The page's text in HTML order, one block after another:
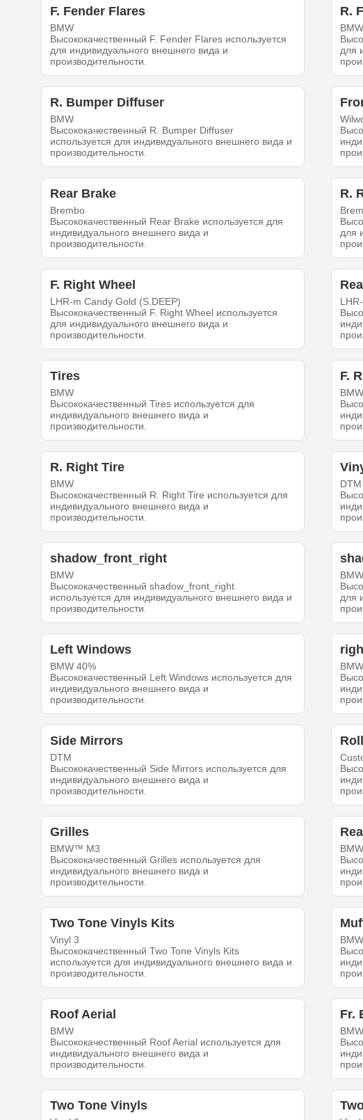
F. Fender Flares
BMW
Высококачественный F. Fender Flares используется
для индивидуального внешнего вида и
производительности.
R.
BMW
для
R. Bumper Diffuser
BMW
Высококачественный R. Bumper Diffuser
используется для индивидуального внешнего вида и
производительности.
Rear Brake
Brembo
Высококачественный Rear Brake используется для
индивидуального внешнего вида и
производительности.
R.
для
F. Right Wheel
LHR-m Candy Gold (S.DEEP)
Высококачественный F. Right Wheel используется
для индивидуального внешнего вида и
производительности.
Tires
BMW
Высококачественный Tires используется для
индивидуального внешнего вида и
производительности.
F.
BMW
R. Right Tire
BMW
Высококачественный R. Right Tire используется для
индивидуального внешнего вида и
производительности.
DTM
shadow_front_right
BMW
Высококачественный shadow_front_right
используется для индивидуального внешнего вида и
производительности.
BMW
для
Left Windows
BMW 40%
Высококачественный Left Windows используется для
индивидуального внешнего вида и
производительности.
Side Mirrors
DTM
Высококачественный Side Mirrors используется для
индивидуального внешнего вида и
производительности.
Grilles
BMW™ M3
Высококачественный Grilles используется для
индивидуального внешнего вида и
производительности.
Two Tone Vinyls Kits
Vinyl 3
Высококачественный Two Tone Vinyls Kits
используется для индивидуального внешнего вида и
производительности.
Roof Aerial
BMW
Высококачественный Roof Aerial используется для
индивидуального внешнего вида и
производительности.
Fr.
Two Tone Vinyls